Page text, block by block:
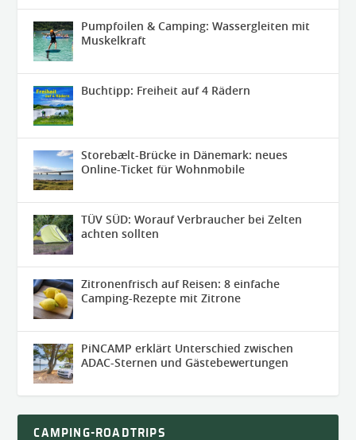
Pumpfoilen & Camping: Wassergleiten mit
Muskelkraft
Buchtipp: Freiheit auf 4 Rädern
Storebælt-Brücke in Dänemark: neues
Online-Ticket für Wohnmobile
TÜV SÜD: Worauf Verbraucher bei Zelten
achten sollten
Zitronenfrisch auf Reisen: 8 einfache
Camping-Rezepte mit Zitrone
PiNCAMP erklärt Unterschied zwischen
ADAC-Sternen und Gästebewertungen
CAMPING-ROADTRIPS